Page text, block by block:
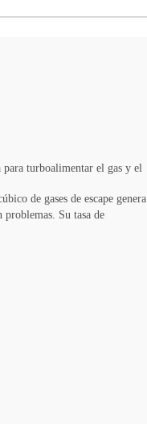
turboalimentar el gas y el
de gases de escape genera
Su tasa de